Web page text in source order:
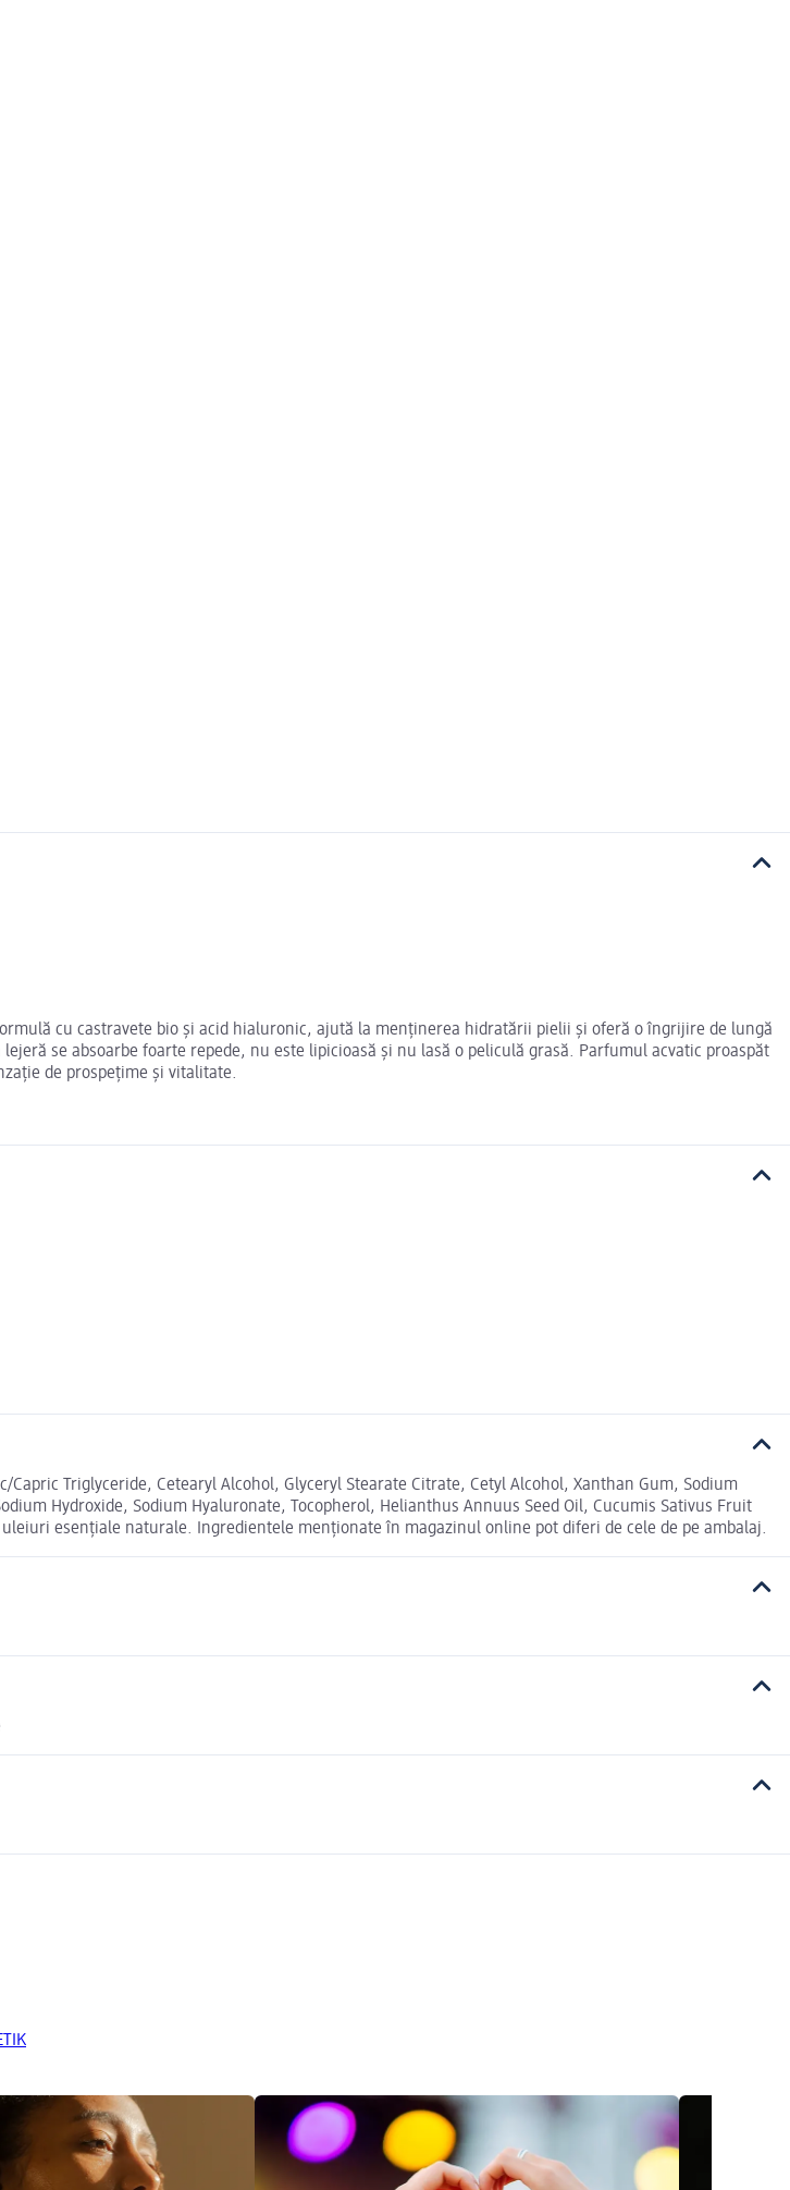
cu castravete bio și acid hialuronic, ajută la menținerea hidratării pielii și oferă o îngrijire de lungă
se absoarbe foarte repede, nu este lipicioasă și nu lasă o peliculă grasă. Parfumul acvatic proaspăt
de prospețime și vitalitate.
Capric Triglyceride, Cetearyl Alcohol, Glyceryl Stearate Citrate, Cetyl Alcohol, Xanthan Gum, Sodium
Hydroxide, Sodium Hyaluronate, Tocopherol, Helianthus Annuus Seed Oil, Cucumis Sativus Fruit
esențiale naturale. Ingredientele menționate în magazinul online pot diferi de cele de pe ambalaj.